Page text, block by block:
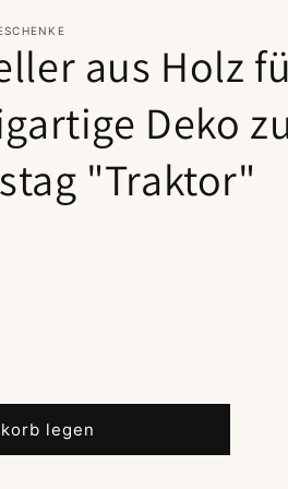
aus Holz
Deko
"Traktor"
legen